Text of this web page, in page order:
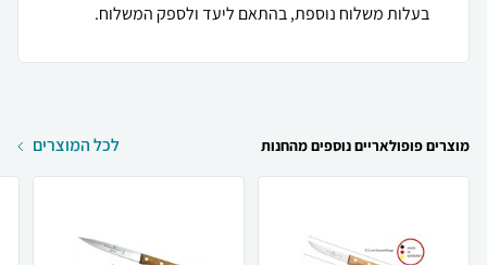
בעלות משלוח נוספת, בהתאם ליעד ולספק המשלוח.
מוצרים פופולאריים נוספים מהחנות לכל המוצרים